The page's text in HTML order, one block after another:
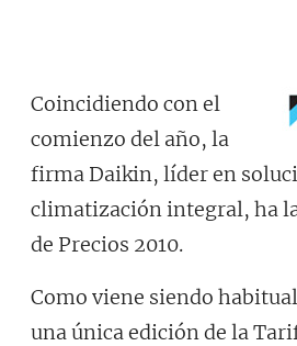
Coincidiendo con el
comienzo del año, la
firma Daikin, líder en
climatización integral, ha
de Precios 2010.
Como viene siendo
una única edición de la